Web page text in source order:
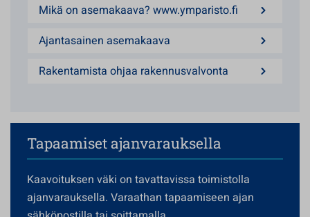
Mikä on asemakaava? www.ymparisto.fi
Ajantasainen asemakaava
Rakentamista ohjaa rakennusvalvonta
Tapaamiset ajanvarauksella
Kaavoituksen väki on tavattavissa toimistolla
ajanvarauksella. Varaathan tapaamiseen ajan